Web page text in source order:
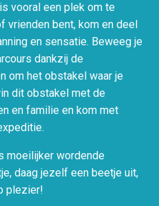
vooral een plek om te
vrienden bent, kom en deel
en sensatie. Beweeg je
dankzij de
om het obstakel waar je
dit obstakel met de
en familie en kom met
moeilijker wordende
daag jezelf een beetje uit,
plezier!